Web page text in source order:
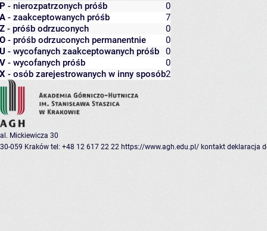
P - nierozpatrzonych próśb
0
A - zaakceptowanych próśb
7
Z - próśb odrzuconych
0
O - próśb odrzuconych permanentnie
0
U - wycofanych zaakceptowanych próśb
0
V - wycofanych próśb
0
X - osób zarejestrowanych w inny sposób2
al. Mickiewicza 30
30-059 Kraków tel: +48 12 617 22 22 https://www.agh.edu.pl/ kontakt deklaracja